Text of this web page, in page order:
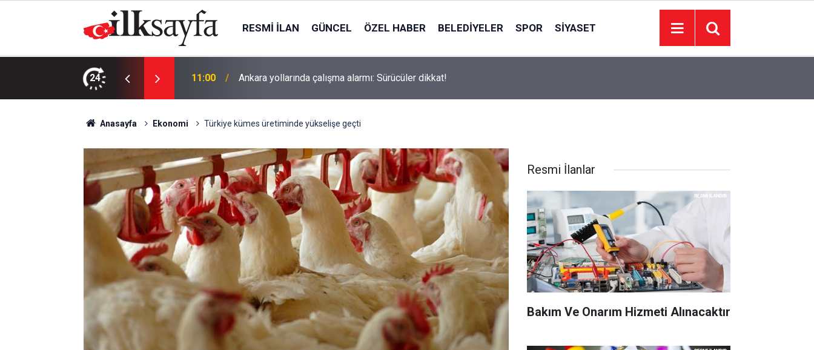
RESMI İLAN GÜNCEL ÖZEL HABER BELEDIYELER SPOR SIYASET
24
Milyonlarca liralık malzeme alınacak 11:00 Ankara yollarında çalışma alarmı: Sürücüler dikkat!
Anasayfa Ekonomi Türkiye kümes üretiminde yükselişe geçti
Resmi İlanlar
Bakım Ve Onarım Hizmeti Alınacaktır